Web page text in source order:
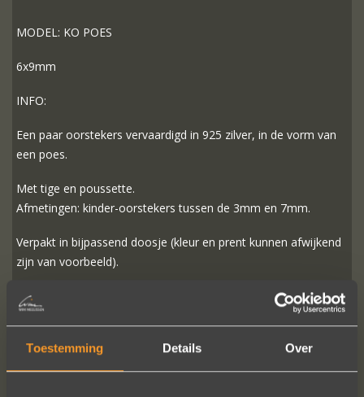
Toestemming Details Over
MODEL: KO POES
6x9mm
INFO:
Een paar oorstekers vervaardigd in 925 zilver, in de vorm van
een poes.
Met tige en poussette.
Afmetingen: kinder-oorstekers tussen de 3mm en 7mm.
Verpakt in bijpassend doosje (kleur en prent kunnen afwijkend
zijn van voorbeeld).
Prijs zoals afgebeeld
MEER INFO